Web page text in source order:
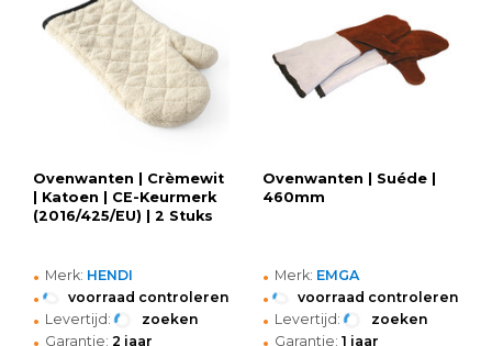
Ovenwanten | Crèmewit
| Katoen | CE-Keurmerk
(2016/425/EU) | 2 Stuks
• Merk: HENDI
• voorraad controleren
• Levertijd: zoeken
Garantie: 2 jaar
Ovenwanten | Suéde |
460mm
• Merk: EMGA
• voorraad controleren
• Levertijd: zoeken
Garantie: 1 jaar